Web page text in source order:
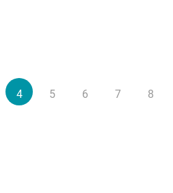
4 5 6 7 8